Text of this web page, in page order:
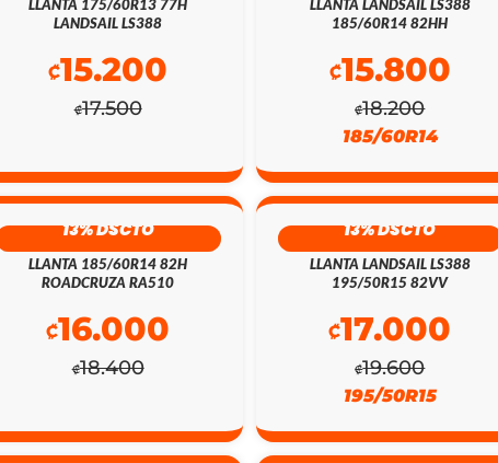
LLANTA 175/60R13 77H
LANDSAIL LS388
₡17.500
₡15.200
LLANTA LANDSAIL LS388
185/60R14 82HH
₡18.200
₡15.800
185/60R14
13% DSCTO
LLANTA 185/60R14 82H
ROADCRUZA RA510
₡18.400
₡16.000
13% DSCTO
LLANTA LANDSAIL LS388
195/50R15 82VV
₡19.600
₡17.000
195/50R15